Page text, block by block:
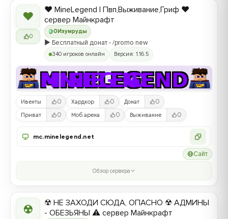
❤
0
0 Изумруды
❤️ MineLegend | Пвп,Выживание,Гриф ❤️
сервер Майнкрафт
▶️ Бесплатный донат - /promo new
340 игроков онлайн Версия: 1.16.5
Ивенты 0 Хардкор 0 Донат 0
Приват 0 Моб арена 0 Выживание 0
mc.minelegend.net
Сайт
Обзор сервера
☢
☢ НЕ ЗАХОДИ СЮДА, ОПАСНО ☢ АДМИНЫ
- ОБЕЗЬЯНЫ ⚠ сервер Майнкрафт